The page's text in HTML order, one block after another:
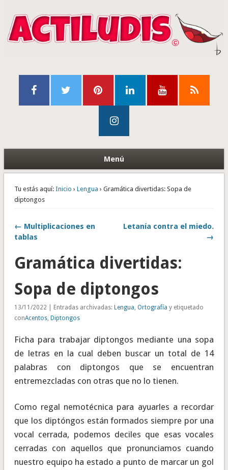
Menú
Tu estás aquí: Inicio › Lengua › Gramática divertidas: Sopa de
diptongos
← Multiplicaciones en
tablas
Letanía contra el miedo.
→
Gramática divertidas:
Sopa de diptongos
13/11/2022 | Entradas archivadas: Lengua, Ortografía y etiquetado
conAcentos, Diptongos
Ficha para trabajar diptongos mediante una sopa
de letras en la cual deben buscar un total de 14
palabras con diptongos que se encuentran
entremezcladas con otras que no lo tienen.
Como regal nemotécnica para ayuarles a recordar
que los diptóngos están formados siempre por una
vocal cerrada, podemos deciles que esas vocales
cerradas con aquellos que pronunciamos cuando
nuestro equipo ha estado a punto de marcar un gol